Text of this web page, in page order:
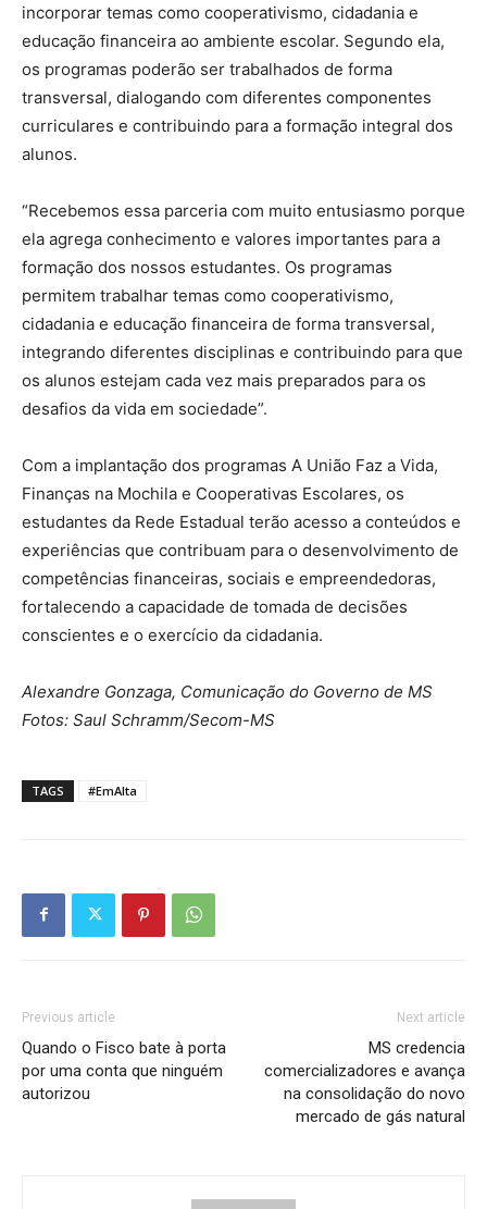
incorporar temas como cooperativismo, cidadania e
educação financeira ao ambiente escolar. Segundo ela,
os programas poderão ser trabalhados de forma
transversal, dialogando com diferentes componentes
curriculares e contribuindo para a formação integral dos
alunos.
“Recebemos essa parceria com muito entusiasmo porque
ela agrega conhecimento e valores importantes para a
formação dos nossos estudantes. Os programas
permitem trabalhar temas como cooperativismo,
cidadania e educação financeira de forma transversal,
integrando diferentes disciplinas e contribuindo para que
os alunos estejam cada vez mais preparados para os
desafios da vida em sociedade”.
Com a implantação dos programas A União Faz a Vida,
Finanças na Mochila e Cooperativas Escolares, os
estudantes da Rede Estadual terão acesso a conteúdos e
experiências que contribuam para o desenvolvimento de
competências financeiras, sociais e empreendedoras,
fortalecendo a capacidade de tomada de decisões
conscientes e o exercício da cidadania.
Alexandre Gonzaga, Comunicação do Governo de MS
Fotos: Saul Schramm/Secom-MS
TAGS #EmAlta
Previous article
Quando o Fisco bate à porta
por uma conta que ninguém
autorizou
Next article
MS credencia
comercializadores e avança
na consolidação do novo
mercado de gás natural